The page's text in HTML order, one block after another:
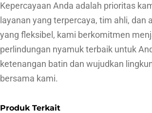
Kepercayaan Anda adalah prioritas
layanan yang terpercaya, tim ahli, dan
yang fleksibel, kami berkomitmen
perlindungan nyamuk terbaik untuk
ketenangan batin dan wujudkan
bersama kami.
Produk Terkait